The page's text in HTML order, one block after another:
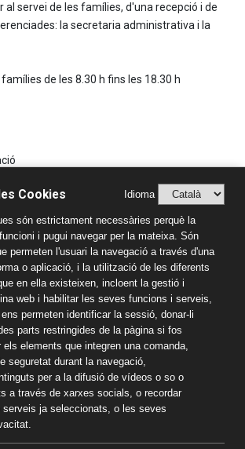
al servei de les famílies, d'una recepció i de
la secretaria administrativa i la
de les 8.30 h fins les 18.30 h
(SIIF)
Tarragona
Cookies Idioma
són estrictament necessàries perquè la
i pugui navegar per la mateixa. Són
permeten l'usuari la navegació a través d'una
o aplicació, i la utilització de les diferents
en ella existeixen, incloent la gestió i
web i habilitar les seves funcions i serveis,
permeten identificar la sessió, donar-li
parts restringides de la pàgina si fos
elements que integren una comanda,
seguretat durant la navegació,
per a la difusió de vídeos o so o
a través de xarxes socials, o recordar
serveis ja seleccionats, o les seves